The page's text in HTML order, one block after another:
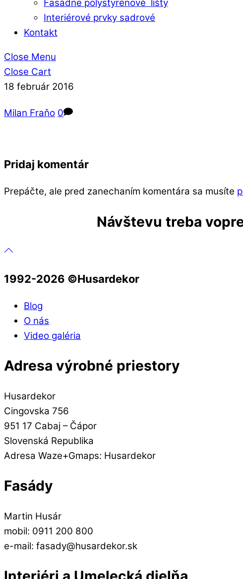
Fasádne polystyrénové lišty
Interiérové prvky sadrové
Kontakt
Close Menu
Close Cart
18 február 2016
Milan Fraňo 0
Pridaj komentár
Prepáčte, ale pred zanechaním komentára sa musíte
Návštevu treba
1992-2026 ©️Husardekor
Blog
O nás
Video galéria
Adresa výrobné priestory
Husardekor
Cingovska 756
951 17 Cabaj – Čápor
Slovenská Republika
Adresa Waze+Gmaps: Husardekor
Fasády
Martin Husár
mobil: 0911 200 800
e-mail: fasady@husardekor.sk